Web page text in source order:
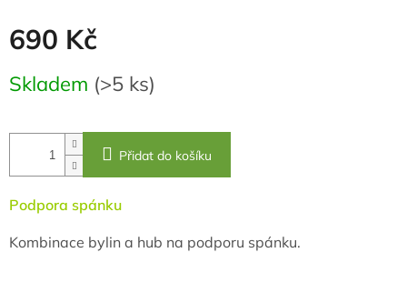
690 Kč
Měrná
cena:
Skladem (>5 ks)
Přidat do košíku
Podpora spánku
Kombinace bylin a hub na podporu spánku.